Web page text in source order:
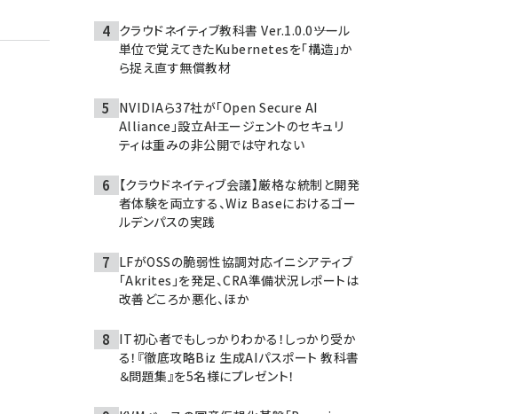
クラウドネイティブ教科書 Ver.1.0.0――ツール
単位で覚えてきたKubernetesを「構造」か
ら捉え直す無償教材
NVIDIAら37社が「Open Secure AI
Alliance」設立――AIエージェントのセキュリ
ティは重みの非公開では守れない
【クラウドネイティブ会議】厳格な統制と開発
者体験を両立する、Wiz Baseにおけるゴー
ルデンパスの実践
LFがOSSの脆弱性協調対応イニシアティブ
「Akrites」を発足、CRA準備状況レポートは
改善どころか悪化、ほか
IT初心者でもしっかりわかる！しっかり受か
る！『徹底攻略Biz 生成AIパスポート 教科書
＆問題集』を5名様にプレゼント！